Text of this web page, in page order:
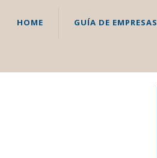
HOME GUÍA DE EMPRESAS